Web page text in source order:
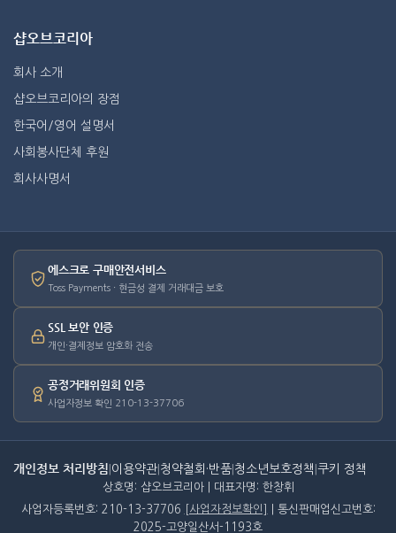
샵오브코리아
회사 소개
샵오브코리아의 장점
한국어/영어 설명서
사회봉사단체 후원
회사사명서
에스크로 구매안전서비스
Toss Payments · 현금성 결제 거래대금 보호
SSL 보안 인증
개인·결제정보 암호화 전송
공정거래위원회 인증
사업자정보 확인 210-13-37706
개인정보 처리방침 이용약관 청약철회·반품 청소년보호정책 쿠키 정책
상호명: 샵오브코리아 | 대표자명: 한창휘
사업자등록번호: 210-13-37706
[사업자정보확인]
| 통신판매업신고번호:
2025-고양일산서-1193호